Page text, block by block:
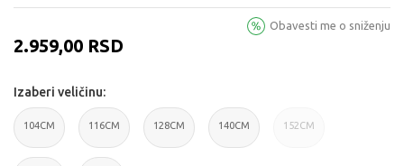
2.959,00 RSD
Obavesti me o sniženju
Izaberi veličinu:
104CM
104CM
116CM
116CM
128CM 140CM 152CM